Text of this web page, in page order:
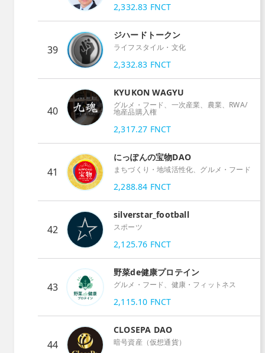
2,332.83 FNCT
39
ジハードトークン
ライフスタイル・文化
2,332.83 FNCT
40
KYUKON WAGYU
グルメ・フード、一次産業、農業、RWA/
地産品購入権
2,317.27 FNCT
41
にっぽんの宝物DAO
まちづくり・地域活性化、グルメ・フード
2,288.84 FNCT
42
silverstar_football
スポーツ
2,125.76 FNCT
43
野菜de健康プロテイン
グルメ・フード、健康・フィットネス
2,115.10 FNCT
44
CLOSEPA DAO
暗号資産（仮想通貨）